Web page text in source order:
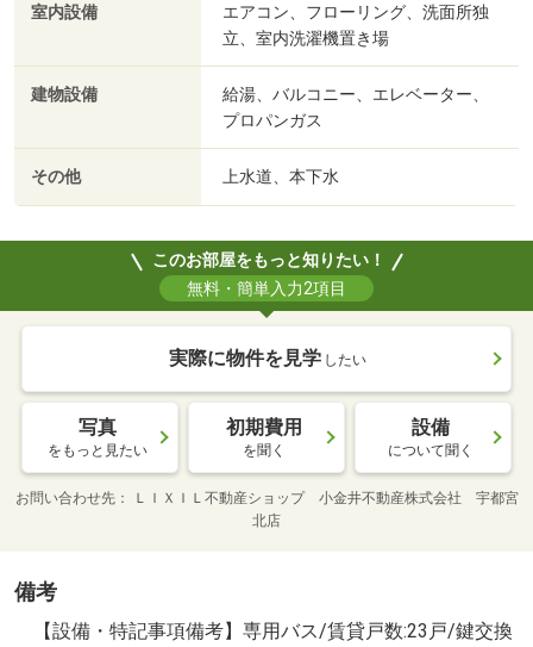
室内設備
エアコン、フローリング、洗面所独
立、室内洗濯機置き場
建物設備
給湯、バルコニー、エレベーター、
プロパンガス
その他 上水道、本下水
このお部屋をもっと知りたい！
無料・簡単入力2項目
実際に物件を見学 したい
写真
をもっと見たい
初期費用
を聞く
設備
について聞く
お問い合わせ先
ＬＩＸＩＬ不動産ショップ 小金井不動産株式会社 宇都宮
北店
備考
【設備・特記事項備考】専用バス/賃貸戸数:23戸/鍵交換